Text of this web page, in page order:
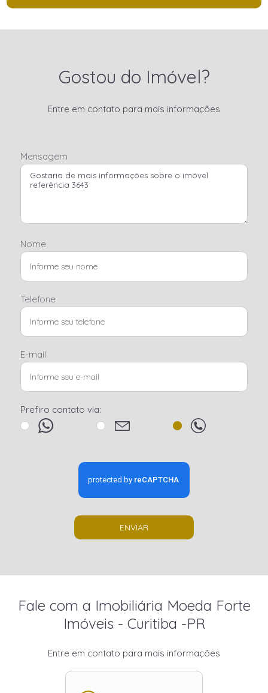
Gostou do Imóvel?
Entre em contato para mais informações
Mensagem
Nome
Telefone
E-mail
Prefiro contato via:
ENVIAR
Fale com a Imobiliária Moeda Forte
Imóveis - Curitiba -PR
Entre em contato para mais informações